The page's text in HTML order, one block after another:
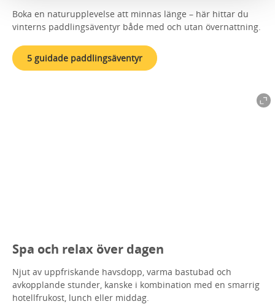
Boka en naturupplevelse att minnas länge – här hittar du
vinterns paddlingsäventyr både med och utan övernattning.
5 guidade paddlingsäventyr
Spa och relax över dagen
Njut av uppfriskande havsdopp, varma bastubad och
avkopplande stunder, kanske i kombination med en smarrig
hotellfrukost, lunch eller middag.